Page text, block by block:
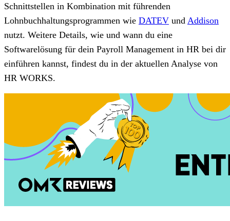
Schnittstellen in Kombination mit führenden
Lohnbuchhaltungsprogrammen wie DATEV und Addison
nutzt. Weitere Details, wie und wann du eine
Softwarelösung für dein Payroll Management in HR bei dir
einführen kannst, findest du in der aktuellen Analyse von
HR WORKS.